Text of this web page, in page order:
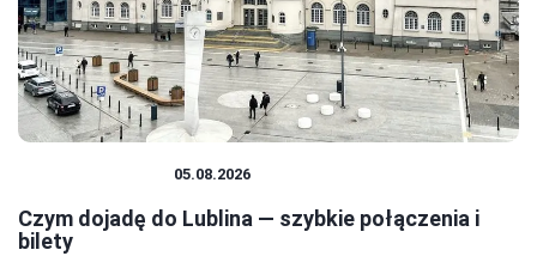
05.08.2026
Czym dojadę do Lublina — szybkie połączenia i
bilety